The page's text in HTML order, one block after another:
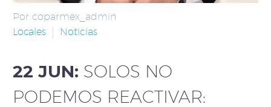
Por coparmex_admin
Locales
Noticias
22 JUN: SOLOS NO
PODEMOS REACTIVAR: